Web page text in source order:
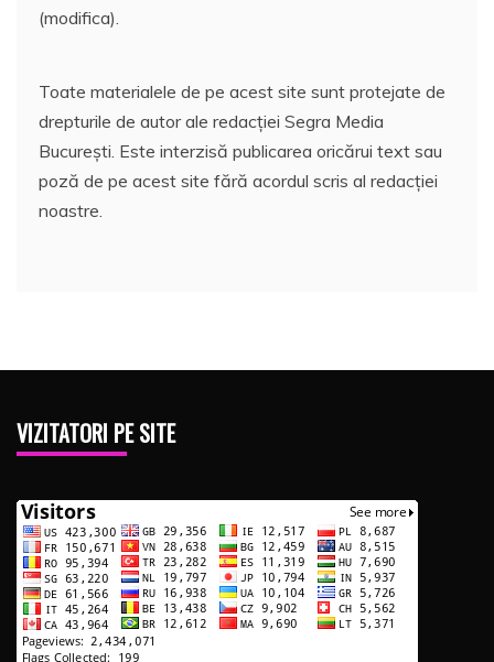
(modifica).
Toate materialele de pe acest site sunt protejate de
drepturile de autor ale redacției Segra Media
București. Este interzisă publicarea oricărui text sau
poză de pe acest site fără acordul scris al redacției
noastre.
VIZITATORI PE SITE